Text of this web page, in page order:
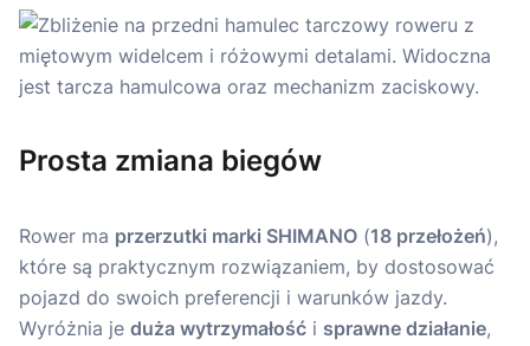
Prosta zmiana biegów
Rower ma przerzutki marki SHIMANO (18 przełożeń),
które są praktycznym rozwiązaniem, by dostosować
pojazd do swoich preferencji i warunków jazdy.
Wyróżnia je duża wytrzymałość i sprawne działanie,